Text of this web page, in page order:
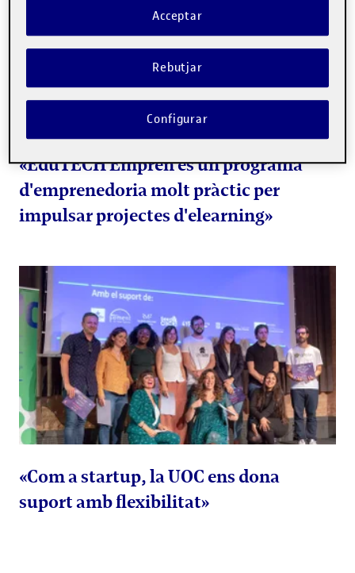
«EduTECH Emprèn és un programa
d'emprenedoria molt pràctic per
impulsar projectes d'elearning»
«Com a startup, la UOC ens dona
suport amb flexibilitat»
Rebutjar
Acceptar
Configurar